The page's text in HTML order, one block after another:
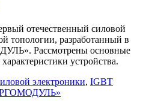
отечественный силовой
топологии, разработанный в
Рассмотрены основные
устройства.
электроники, IGBT